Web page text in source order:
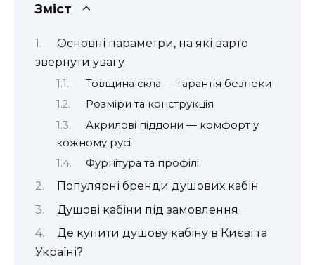
Зміст
Основні параметри, на які варто
звернути увагу
Товщина скла — гарантія безпеки
Розміри та конструкція
Акрилові піддони — комфорт у
кожному русі
Фурнітура та профілі
Популярні бренди душових кабін
Душові кабіни під замовлення
Де купити душову кабіну в Києві та
Україні?